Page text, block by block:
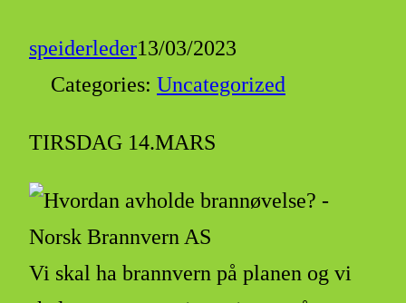
speiderleder13/03/2023
Categories: Uncategorized
TIRSDAG 14.MARS
Vi skal ha brannvern på planen og vi